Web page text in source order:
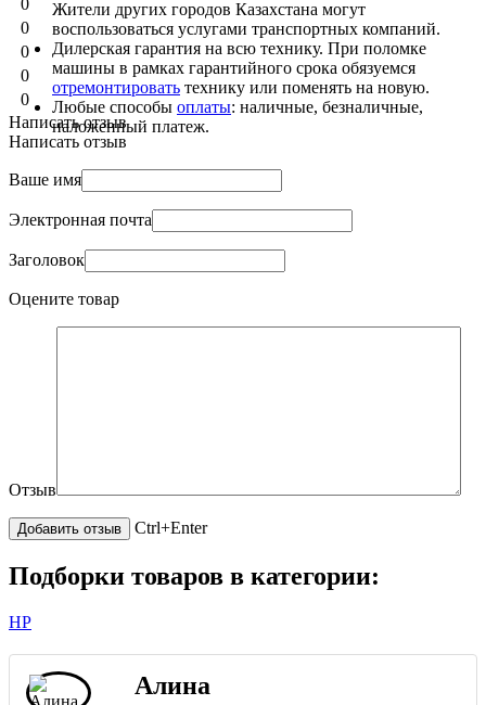
Жители других городов Казахстана могут
воспользоваться услугами транспортных компаний.
Дилерская гарантия на всю технику. При поломке
машины в рамках гарантийного срока обязуемся
отремонтировать технику или поменять на новую.
Любые способы оплаты: наличные, безналичные,
наложенный платеж.
0
0
0
0
0
Написать отзыв
Написать отзыв
Ваше имя
Электронная почта
Заголовок
Оцените товар
Отзыв
Ctrl+Enter
Подборки товаров в категории:
HP
Алина